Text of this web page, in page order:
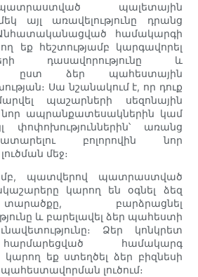
պալետային
այլ առավելությունը դրանց
Անհատականացված համակարգի
եք հեշտությամբ կարգավորել
դասավորությունը և
ըստ ձեր պահեստային
Սա նշանակում է, որ դուք
պաշարների սեզոնային
ապրանքատեսակներին կամ
փոփոխություններին՝ առանց
բոլորովին նոր
մեջ։
պատվերով պատրաստված
կարող են օգնել ձեզ
բարձրացնել
և բարելավել ձեր պահեստի
Ձեր կոնկրետ
համակարգ
կարող եք ստեղծել ձեր բիզնեսի
լուծում։